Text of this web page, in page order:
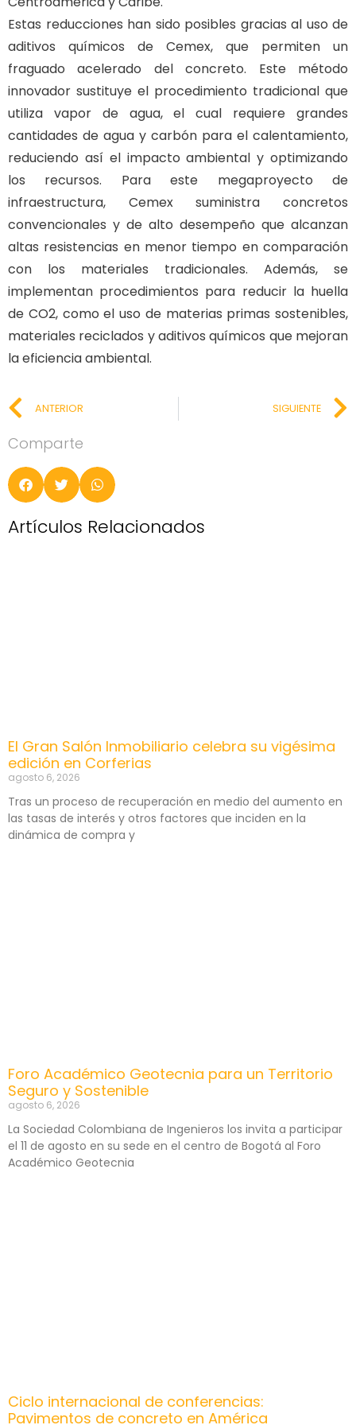
Estas reducciones han sido posibles gracias al uso de
aditivos químicos de Cemex, que permiten un
fraguado acelerado del concreto. Este método
innovador sustituye el procedimiento tradicional que
utiliza vapor de agua, el cual requiere grandes
cantidades de agua y carbón para el calentamiento,
reduciendo así el impacto ambiental y optimizando
los recursos. Para este megaproyecto de
infraestructura, Cemex suministra concretos
convencionales y de alto desempeño que alcanzan
altas resistencias en menor tiempo en comparación
con los materiales tradicionales. Además, se
implementan procedimientos para reducir la huella
de CO2, como el uso de materias primas sostenibles,
materiales reciclados y aditivos químicos que mejoran
la eficiencia ambiental.
ANTERIOR SIGUIENTE
Comparte
Artículos Relacionados
El Gran Salón Inmobiliario celebra su vigésima
edición en Corferias
agosto 6, 2026
Tras un proceso de recuperación en medio del aumento en
las tasas de interés y otros factores que inciden en la
dinámica de compra y
Foro Académico Geotecnia para un Territorio
Seguro y Sostenible
agosto 6, 2026
La Sociedad Colombiana de Ingenieros los invita a participar
el 11 de agosto en su sede en el centro de Bogotá al Foro
Académico Geotecnia
Ciclo internacional de conferencias:
Pavimentos de concreto en América